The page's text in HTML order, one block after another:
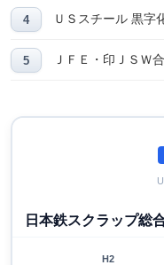
ＵＳスチール 黒
ＪＦＥ・印ＪＳＷ
日本鉄スクラップ総
H2